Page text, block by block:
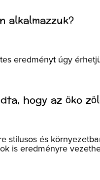
alkalmazzuk?
eredményt úgy
hogy az öko
stílusos és
is eredményre